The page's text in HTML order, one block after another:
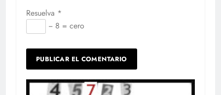
Resuelva *
− 8 = cero